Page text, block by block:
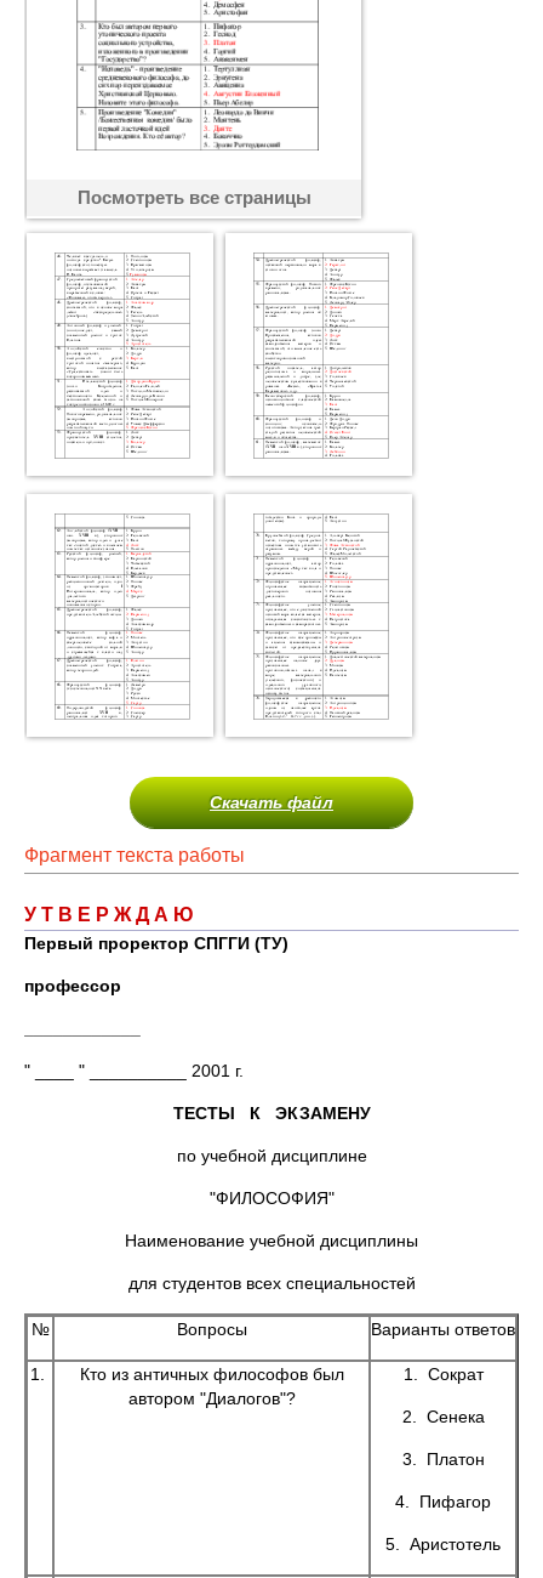
Посмотреть все страницы
Скачать файл
Фрагмент текста работы
У Т В Е Р Ж Д А Ю
Первый проректор СПГГИ (ТУ)
профессор
" ____ " __________ 2001 г.
ТЕСТЫ К ЭКЗАМЕНУ
по учебной дисциплине
"ФИЛОСОФИЯ"
Наименование учебной дисциплины
для студентов всех специальностей
№ Вопросы Варианты ответов
1.
Кто из античных философов был
автором "Диалогов"?
1. Сократ
2. Сенека
3. Платон
4. Пифагор
5. Аристотель